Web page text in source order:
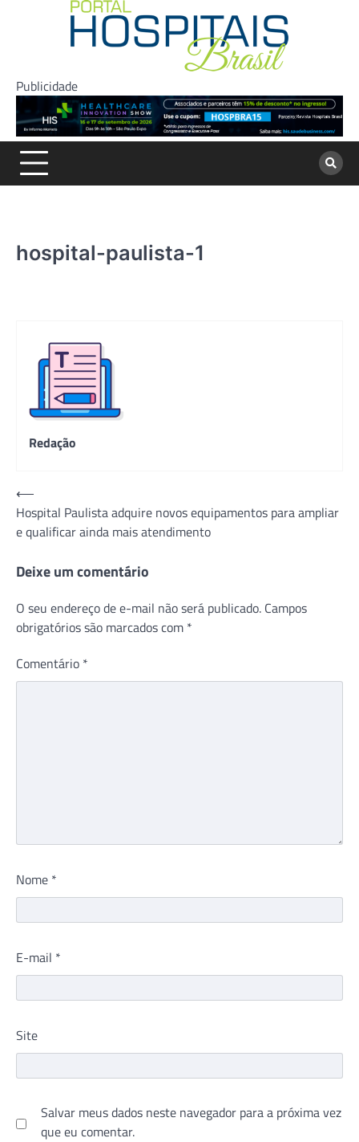
Publicidade
hospital-paulista-1
Redação
Navegação
de
Post
⟵
Hospital Paulista adquire novos equipamentos para ampliar
e qualificar ainda mais atendimento
Deixe um comentário
O seu endereço de e-mail não será publicado. Campos
obrigatórios são marcados com *
Comentário *
Nome *
E-mail *
Site
Salvar meus dados neste navegador para a próxima vez
que eu comentar.